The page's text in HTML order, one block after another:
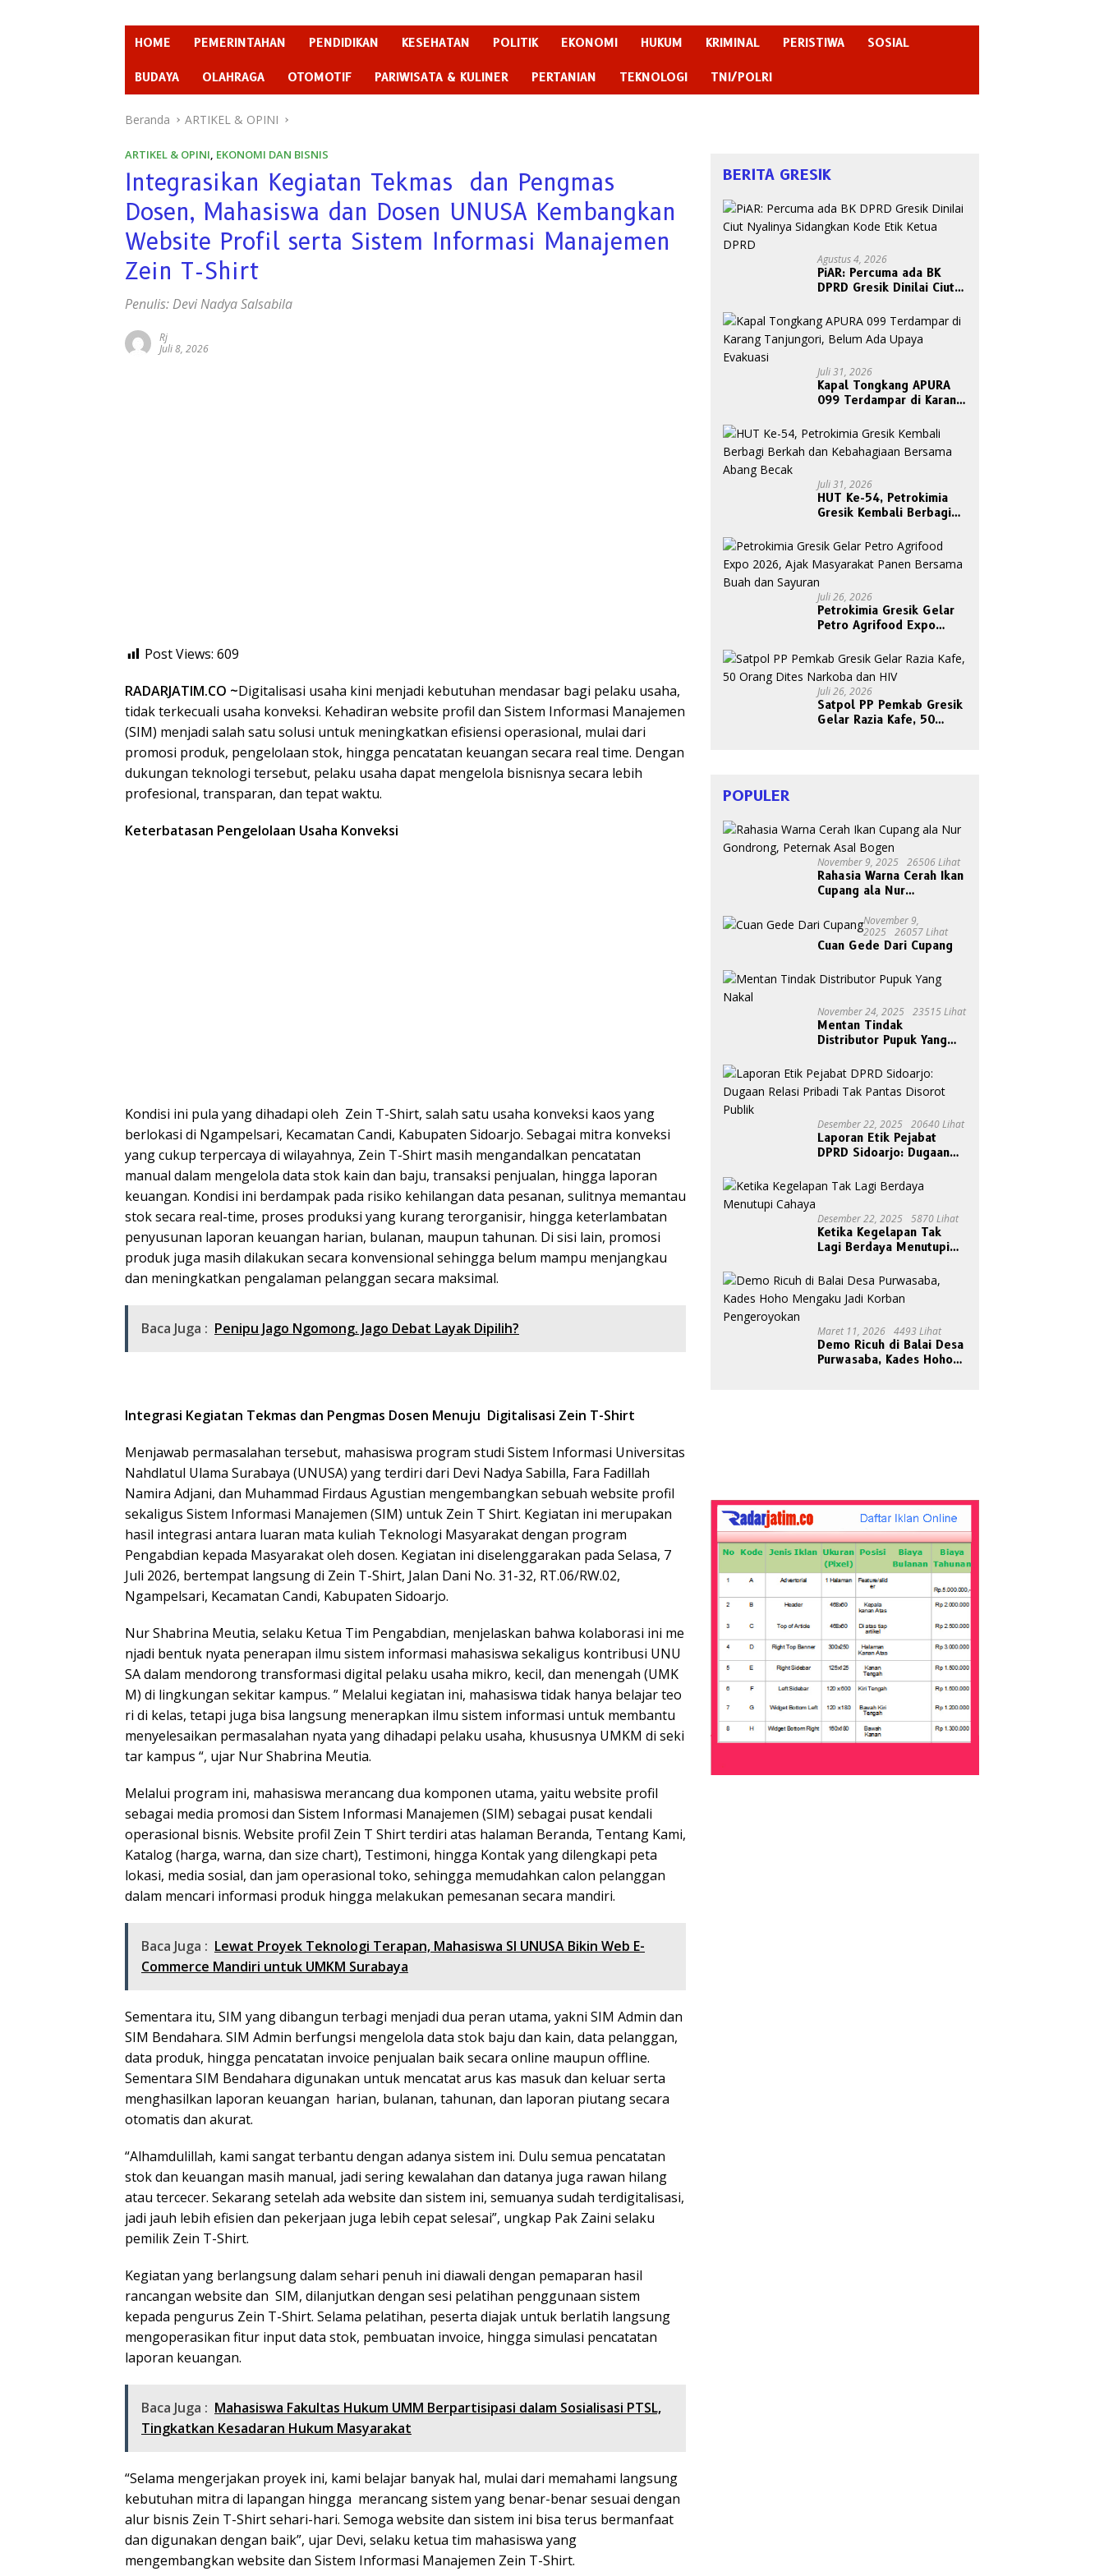
HOME PEMERINTAHAN PENDIDIKAN KESEHATAN POLITIK EKONOMI HUKUM KRIMINAL PERISTIWA SOSIAL
BUDAYA OLAHRAGA OTOMOTIF PARIWISATA & KULINER PERTANIAN TEKNOLOGI TNI/POLRI
Beranda ARTIKEL & OPINI
ARTIKEL & OPINI, EKONOMI DAN BISNIS
Integrasikan Kegiatan Tekmas dan Pengmas
Dosen, Mahasiswa dan Dosen UNUSA Kembangkan
Website Profil serta Sistem Informasi Manajemen
Zein T-Shirt
Penulis: Devi Nadya Salsabila
Rj
Juli 8, 2026
Post Views: 609
RADARJATIM.CO ~Digitalisasi usaha kini menjadi kebutuhan mendasar bagi pelaku usaha,
tidak terkecuali usaha konveksi. Kehadiran website profil dan Sistem Informasi Manajemen
(SIM) menjadi salah satu solusi untuk meningkatkan efisiensi operasional, mulai dari
promosi produk, pengelolaan stok, hingga pencatatan keuangan secara real time. Dengan
dukungan teknologi tersebut, pelaku usaha dapat mengelola bisnisnya secara lebih
profesional, transparan, dan tepat waktu.
Keterbatasan Pengelolaan Usaha Konveksi
Kondisi ini pula yang dihadapi oleh Zein T-Shirt, salah satu usaha konveksi kaos yang
berlokasi di Ngampelsari, Kecamatan Candi, Kabupaten Sidoarjo. Sebagai mitra konveksi
yang cukup terpercaya di wilayahnya, Zein T-Shirt masih mengandalkan pencatatan
manual dalam mengelola data stok kain dan baju, transaksi penjualan, hingga laporan
keuangan. Kondisi ini berdampak pada risiko kehilangan data pesanan, sulitnya memantau
stok secara real-time, proses produksi yang kurang terorganisir, hingga keterlambatan
penyusunan laporan keuangan harian, bulanan, maupun tahunan. Di sisi lain, promosi
produk juga masih dilakukan secara konvensional sehingga belum mampu menjangkau
dan meningkatkan pengalaman pelanggan secara maksimal.
Baca Juga : Penipu Jago Ngomong. Jago Debat Layak Dipilih?
Integrasi Kegiatan Tekmas dan Pengmas Dosen Menuju Digitalisasi Zein T-Shirt
Menjawab permasalahan tersebut, mahasiswa program studi Sistem Informasi Universitas
Nahdlatul Ulama Surabaya (UNUSA) yang terdiri dari Devi Nadya Sabilla, Fara Fadillah
Namira Adjani, dan Muhammad Firdaus Agustian mengembangkan sebuah website profil
sekaligus Sistem Informasi Manajemen (SIM) untuk Zein T Shirt. Kegiatan ini merupakan
hasil integrasi antara luaran mata kuliah Teknologi Masyarakat dengan program
Pengabdian kepada Masyarakat oleh dosen. Kegiatan ini diselenggarakan pada Selasa, 7
Juli 2026, bertempat langsung di Zein T-Shirt, Jalan Dani No. 31-32, RT.06/RW.02,
Ngampelsari, Kecamatan Candi, Kabupaten Sidoarjo.
Nur Shabrina Meutia, selaku Ketua Tim Pengabdian, menjelaskan bahwa kolaborasi ini me
njadi bentuk nyata penerapan ilmu sistem informasi mahasiswa sekaligus kontribusi UNU
SA dalam mendorong transformasi digital pelaku usaha mikro, kecil, dan menengah (UMK
M) di lingkungan sekitar kampus. ” Melalui kegiatan ini, mahasiswa tidak hanya belajar teo
ri di kelas, tetapi juga bisa langsung menerapkan ilmu sistem informasi untuk membantu
menyelesaikan permasalahan nyata yang dihadapi pelaku usaha, khususnya UMKM di seki
tar kampus “, ujar Nur Shabrina Meutia.
Melalui program ini, mahasiswa merancang dua komponen utama, yaitu website profil
sebagai media promosi dan Sistem Informasi Manajemen (SIM) sebagai pusat kendali
operasional bisnis. Website profil Zein T Shirt terdiri atas halaman Beranda, Tentang Kami,
Katalog (harga, warna, dan size chart), Testimoni, hingga Kontak yang dilengkapi peta
lokasi, media sosial, dan jam operasional toko, sehingga memudahkan calon pelanggan
dalam mencari informasi produk hingga melakukan pemesanan secara mandiri.
Baca Juga : Lewat Proyek Teknologi Terapan, Mahasiswa SI UNUSA Bikin Web E-
Commerce Mandiri untuk UMKM Surabaya
Sementara itu, SIM yang dibangun terbagi menjadi dua peran utama, yakni SIM Admin dan
SIM Bendahara. SIM Admin berfungsi mengelola data stok baju dan kain, data pelanggan,
data produk, hingga pencatatan invoice penjualan baik secara online maupun offline.
Sementara SIM Bendahara digunakan untuk mencatat arus kas masuk dan keluar serta
menghasilkan laporan keuangan harian, bulanan, tahunan, dan laporan piutang secara
otomatis dan akurat.
“Alhamdulillah, kami sangat terbantu dengan adanya sistem ini. Dulu semua pencatatan
stok dan keuangan masih manual, jadi sering kewalahan dan datanya juga rawan hilang
atau tercecer. Sekarang setelah ada website dan sistem ini, semuanya sudah terdigitalisasi,
jadi jauh lebih efisien dan pekerjaan juga lebih cepat selesai”, ungkap Pak Zaini selaku
pemilik Zein T-Shirt.
Kegiatan yang berlangsung dalam sehari penuh ini diawali dengan pemaparan hasil
rancangan website dan SIM, dilanjutkan dengan sesi pelatihan penggunaan sistem
kepada pengurus Zein T-Shirt. Selama pelatihan, peserta diajak untuk berlatih langsung
mengoperasikan fitur input data stok, pembuatan invoice, hingga simulasi pencatatan
laporan keuangan.
Baca Juga : Mahasiswa Fakultas Hukum UMM Berpartisipasi dalam Sosialisasi PTSL,
Tingkatkan Kesadaran Hukum Masyarakat
“Selama mengerjakan proyek ini, kami belajar banyak hal, mulai dari memahami langsung
kebutuhan mitra di lapangan hingga merancang sistem yang benar-benar sesuai dengan
alur bisnis Zein T-Shirt sehari-hari. Semoga website dan sistem ini bisa terus bermanfaat
dan digunakan dengan baik”, ujar Devi, selaku ketua tim mahasiswa yang
mengembangkan website dan Sistem Informasi Manajemen Zein T-Shirt.
BERITA GRESIK
Agustus 4, 2026
PiAR: Percuma ada BK
DPRD Gresik Dinilai Ciut
Etik Ketua DPRD
Juli 31, 2026
Kapal Tongkang APURA
099 Terdampar di Karang
Upaya Evakuasi
Juli 31, 2026
HUT Ke-54, Petrokimia
Gresik Kembali Berbagi
Bersama Abang Becak
Juli 26, 2026
Petrokimia Gresik Gelar
Petro Agrifood Expo
Panen Bersama Buah dan
Sayuran
Juli 26, 2026
Satpol PP Pemkab Gresik
Gelar Razia Kafe, 50
POPULER
November 9, 2025 26506 Lihat
Rahasia Warna Cerah Ikan
Cupang ala Nur
Bogen
November 9,
2025
26057 Lihat
Cuan Gede Dari Cupang
November 24, 2025 23515 Lihat
Mentan Tindak
Distributor Pupuk Yang
Desember 22, 2025 20640 Lihat
Laporan Etik Pejabat
DPRD Sidoarjo: Dugaan
Disorot Publik
Desember 22, 2025 5870 Lihat
Ketika Kegelapan Tak
Lagi Berdaya Menutupi
Maret 11, 2026 4493 Lihat
Demo Ricuh di Balai Desa
Purwasaba, Kades Hoho